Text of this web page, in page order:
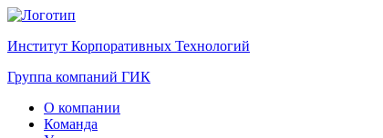
Институт Корпоративных Технологий
Группа компаний ГИК
О компании
Команда